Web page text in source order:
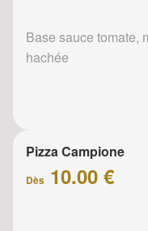
Base sauce tomate,
hachée
Pizza Campione
Dès 10.00 €